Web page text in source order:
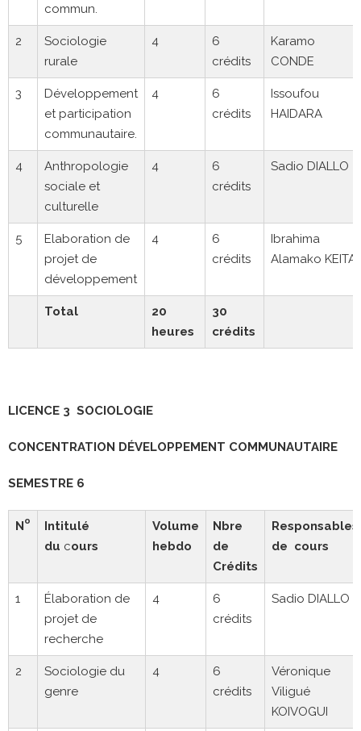
commun.
2
Sociologie
rurale
4
6
crédits
Karamo
CONDE
3
Développement
et participation
communautaire.
4
6
crédits
Issoufou
HAIDARA
4
Anthropologie
sociale et
culturelle
4
6
crédits
Sadio DIALLO
5
Elaboration de
projet de
développement
4
6
crédits
Ibrahima
Alamako KEITA
Total
20
heures
30
crédits
LICENCE 3 SOCIOLOGIE
CONCENTRATION DÉVELOPPEMENT COMMUNAUTAIRE
SEMESTRE 6
No
Intitulé
du cours
Volume
hebdo
Nbre
de
Crédits
Responsables
de cours
1
Élaboration de
projet de
recherche
4
6
crédits
Sadio DIALLO
2
Sociologie du
genre
4
6
crédits
Véronique
Viligué
KOIVOGUI